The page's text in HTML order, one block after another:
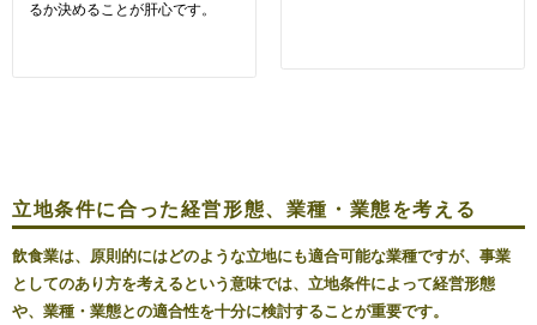
るか決めることが肝心です。
立地条件に合った経営形態、業種・業態を考える
飲食業は、原則的にはどのような立地にも適合可能な業種ですが、事業
としてのあり方を考えるという意味では、立地条件によって経営形態
や、業種・業態との適合性を十分に検討することが重要です。